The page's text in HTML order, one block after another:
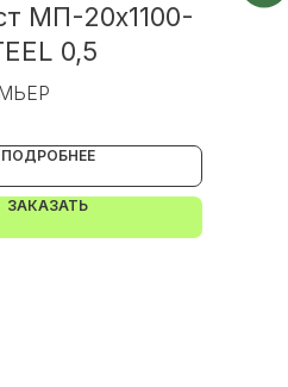
МП-20x1100-
0,5
ПОДРОБНЕЕ
ЗАКАЗАТЬ